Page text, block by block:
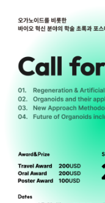
[ Register for
[ODC25
화는 하나
가노이드
12월 29, 2025